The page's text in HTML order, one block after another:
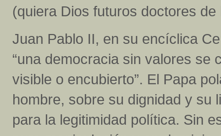
(quiera Dios futuros doctores de
Juan Pablo II, en su encíclica
“una democracia sin valores se
visible o encubierto”. El Papa
hombre, sobre su dignidad y su
para la legitimidad política. Sin